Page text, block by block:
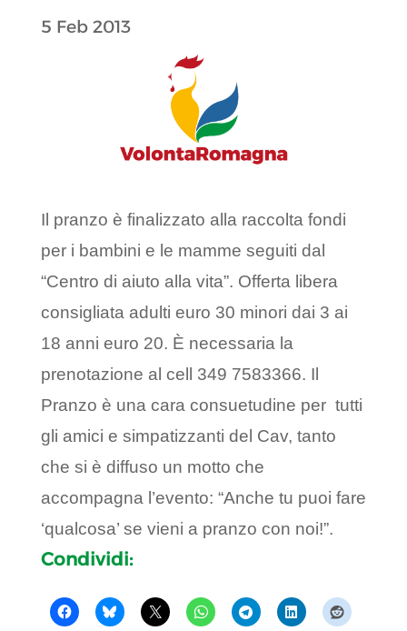
5 Feb 2013
Il pranzo è finalizzato alla raccolta fondi
per i bambini e le mamme seguiti dal
“Centro di aiuto alla vita”. Offerta libera
consigliata adulti euro 30 minori dai 3 ai
18 anni euro 20. È necessaria la
prenotazione al cell 349 7583366. Il
Pranzo è una cara consuetudine per tutti
gli amici e simpatizzanti del Cav, tanto
che si è diffuso un motto che
accompagna l’evento: “Anche tu puoi fare
‘qualcosa’ se vieni a pranzo con noi!”.
Condividi: